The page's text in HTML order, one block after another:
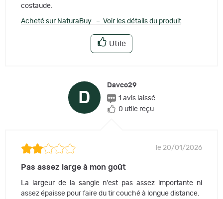
costaude.
Acheté sur NaturaBuy – Voir les détails du produit
Utile
D
Davco29
1 avis laissé
0 utile reçu
le 20/01/2026
Pas assez large à mon goût
La largeur de la sangle n'est pas assez importante ni
assez épaisse pour faire du tir couché à longue distance.